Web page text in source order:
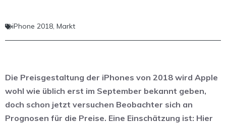
iPhone 2018, Markt
Die Preisgestaltung der iPhones von 2018 wird Apple
wohl wie üblich erst im September bekannt geben,
doch schon jetzt versuchen Beobachter sich an
Prognosen für die Preise. Eine Einschätzung ist: Hier